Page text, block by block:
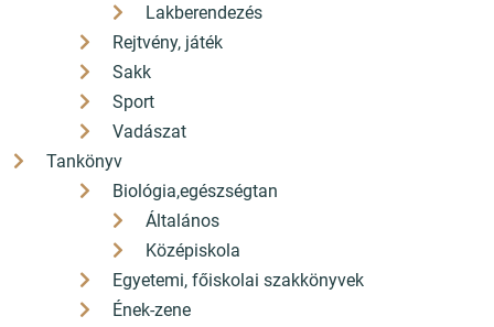
Lakberendezés
Rejtvény, játék
Sakk
Sport
Vadászat
Tankönyv
Biológia,egészségtan
Általános
Középiskola
Egyetemi, főiskolai szakkönyvek
Ének-zene